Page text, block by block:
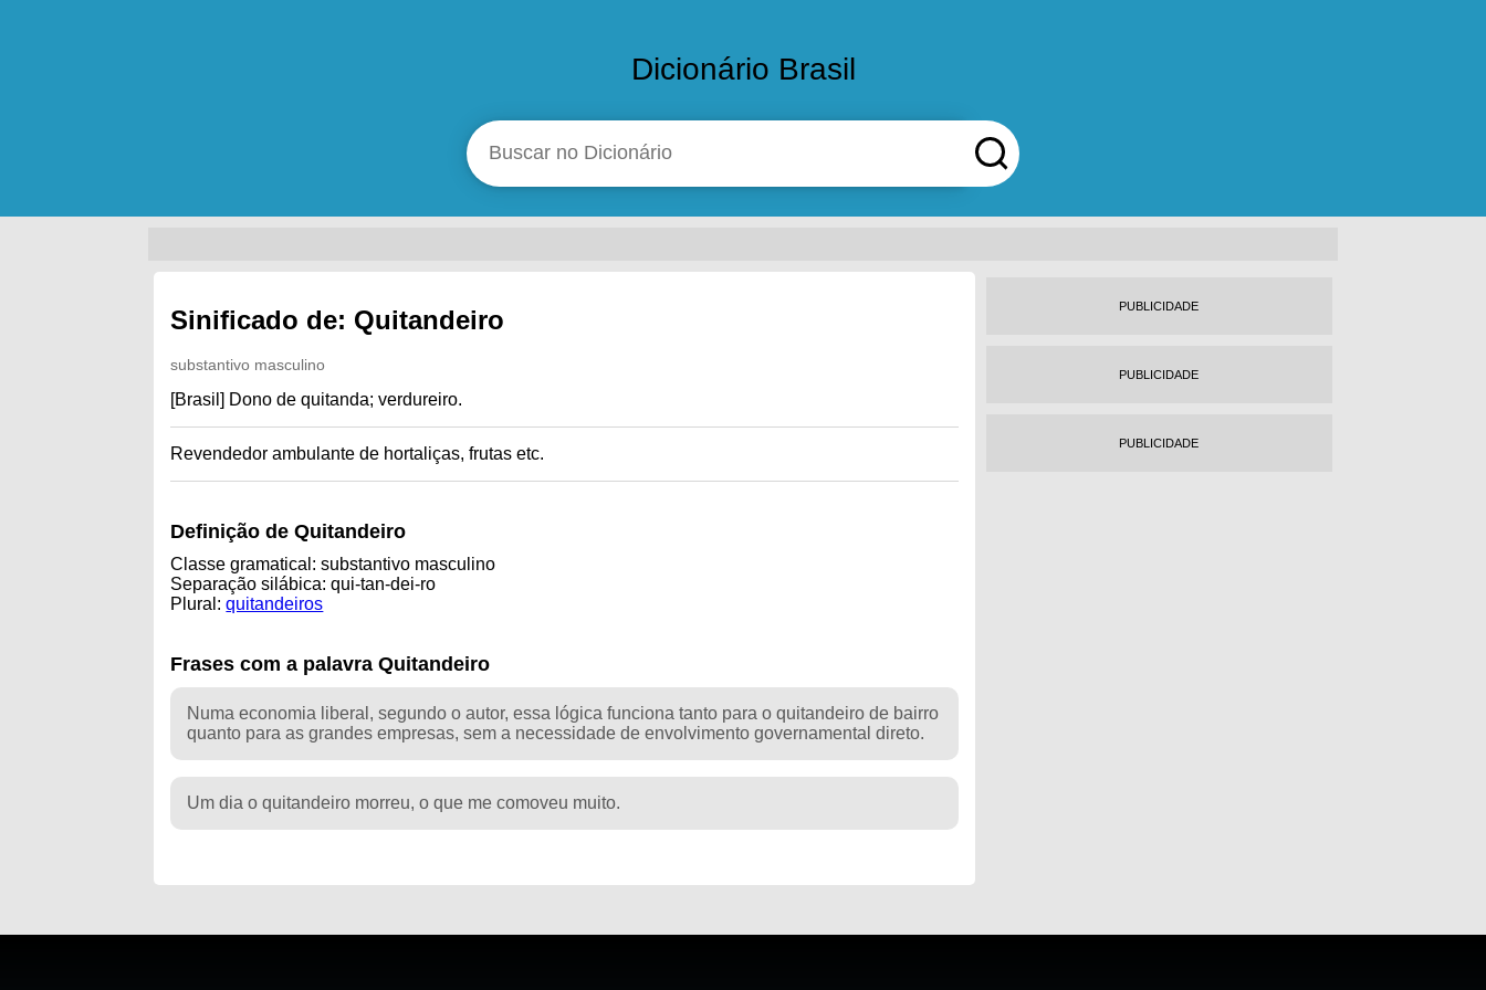
Dicionário Brasil
Sinificado de: Quitandeiro
substantivo masculino
[Brasil] Dono de quitanda; verdureiro.
Revendedor ambulante de hortaliças, frutas etc.
Definição de Quitandeiro
Classe gramatical: substantivo masculino
Separação silábica: qui-tan-dei-ro
Plural:quitandeiros
Frases com a palavra Quitandeiro
Numa economia liberal, segundo o autor, essa lógica funciona tanto para o quitandeiro de bairro
quanto para as grandes empresas, sem a necessidade de envolvimento governamental direto.
Um dia o quitandeiro morreu, o que me comoveu muito.
PUBLICIDADE
PUBLICIDADE
PUBLICIDADE